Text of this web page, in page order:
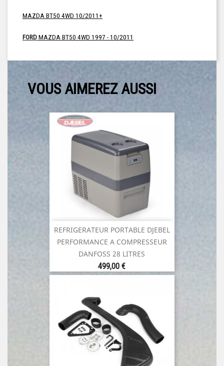
MAZDA BT50 4WD 10/2011+
FORD MAZDA BT50 4WD 1997 - 10/2011
VOUS AIMEREZ AUSSI
REFRIGERATEUR PORTABLE DJEBEL
PERFORMANCE A COMPRESSEUR
DANFOSS 28 LITRES
Prix
499,00 €